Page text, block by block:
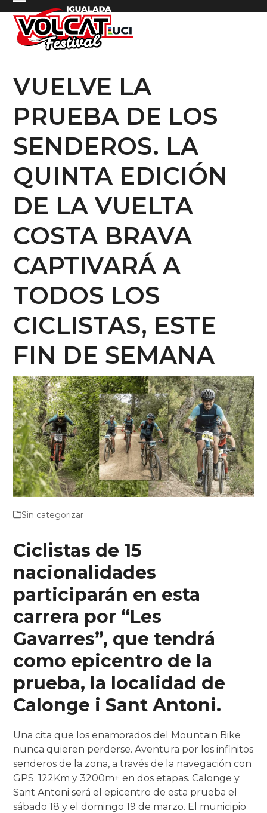
Skip
content
Open
mobile
menu
Close
mobile
menu
VUELVE LA
PRUEBA DE LOS
SENDEROS. LA
QUINTA EDICIÓN
DE LA VUELTA
COSTA BRAVA
CAPTIVARÁ A
TODOS LOS
CICLISTAS, ESTE
FIN DE SEMANA
Sin categorizar
Ciclistas de 15
nacionalidades
participarán en esta
carrera por “Les
Gavarres”, que tendrá
como epicentro de la
prueba, la localidad de
Calonge i Sant Antoni.
Una cita que los enamorados del Mountain Bike
nunca quieren perderse. Aventura por los infinitos
senderos de la zona, a través de la navegación con
GPS. 122Km y 3200m+ en dos etapas. Calonge y
Sant Antoni será el epicentro de esta prueba el
sábado 18 y el domingo 19 de marzo. El municipio